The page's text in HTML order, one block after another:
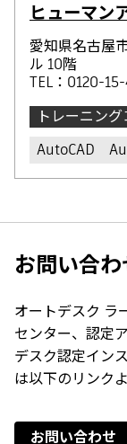
ヒューマン
愛知県名古屋
ル 10階
TEL：0120-
トレーニン
AutoCAD
お問い合わ
オートデスク ラ
センター、認定
デスク認定イン
は以下のリンク
お問い合わせ